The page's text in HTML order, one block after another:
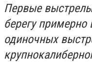
Первые
берегу
одиночных